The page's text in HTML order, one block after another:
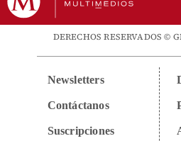
DERECHOS RESERVADOS ©
Newsletters
Contáctanos
Suscripciones